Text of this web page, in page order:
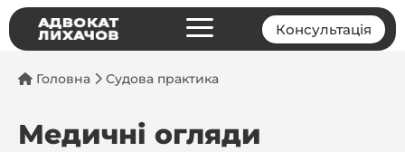
a Консультація
Головна Судова практика
Медичні огляди